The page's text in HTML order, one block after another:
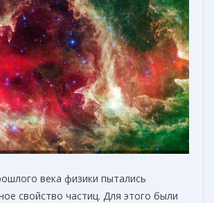
века физики пытались
свойство частиц. Для этого были